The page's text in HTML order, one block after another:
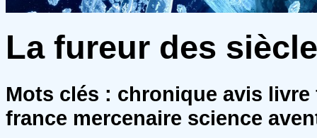
La fureur des
Mots clés : chronique avis
france mercenaire science